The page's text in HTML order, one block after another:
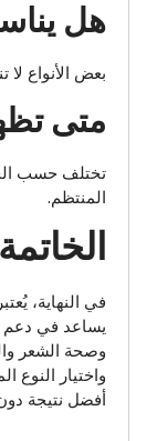
هل
بعض الأنواع
متى
تختلف حسب
المنتظم.
الخاتمة
في النهاية،
يساعد في دعم
وصحة الشعر
واختيار
أفضل نتيجة دون